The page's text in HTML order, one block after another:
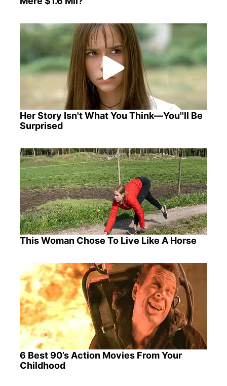
Her Story Isn't What You Think—You''ll Be
Surprised
This Woman Chose To Live Like A Horse
6 Best 90’s Action Movies From Your
Childhood